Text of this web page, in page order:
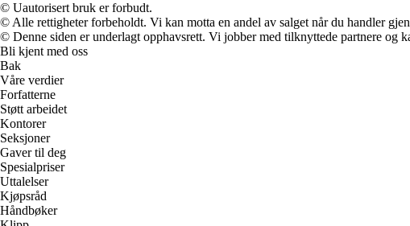
© Uautorisert bruk er forbudt.
© Alle rettigheter forbeholdt. Vi kan motta en andel av salget når du handler
© Denne siden er underlagt opphavsrett. Vi jobber med tilknyttede partnere og
Bli kjent med oss
Bak
Våre verdier
Forfatterne
Støtt arbeidet
Kontorer
Seksjoner
Gaver til deg
Spesialpriser
Uttalelser
Kjøpsråd
Håndbøker